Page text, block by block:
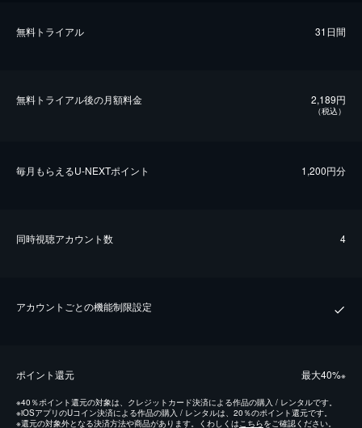
無料トライアル 31日間
無料トライアル後の⽉額料金 2,189円
（税込）
毎⽉もらえるU-NEXTポイント 1,200円分
同時視聴アカウント数 4
アカウントごとの機能制限設定
ポイント還元 最⼤40%※
※40％ポイント還元の対象は、クレジットカード決済による作品の購入 / レンタルです。
※iOSアプリのUコイン決済による作品の購入 / レンタルは、20％のポイント還元です。
※還元の対象外となる決済方法や商品があります。くわしくは こちらをご確認ください。